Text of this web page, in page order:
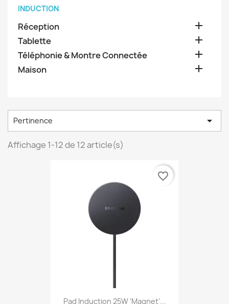
INDUCTION
Réception 
Tablette 
Téléphonie & Montre Connectée 
Maison 
Pertinence 
Affichage 1-12 de 12 article(s)
Pad Induction 25W 'Magnet'...
favorite_border